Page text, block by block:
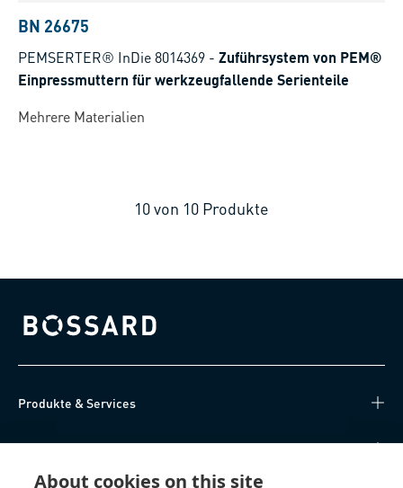
About cookies on this site
BN 26675
PEMSERTER® InDie 8014369 - Zuführsystem von PEM®
Einpressmuttern für werkzeugfallende Serienteile
Mehrere Materialien
10von 10 Produkte
Bossard homepage
Produkte & Services
Wissen